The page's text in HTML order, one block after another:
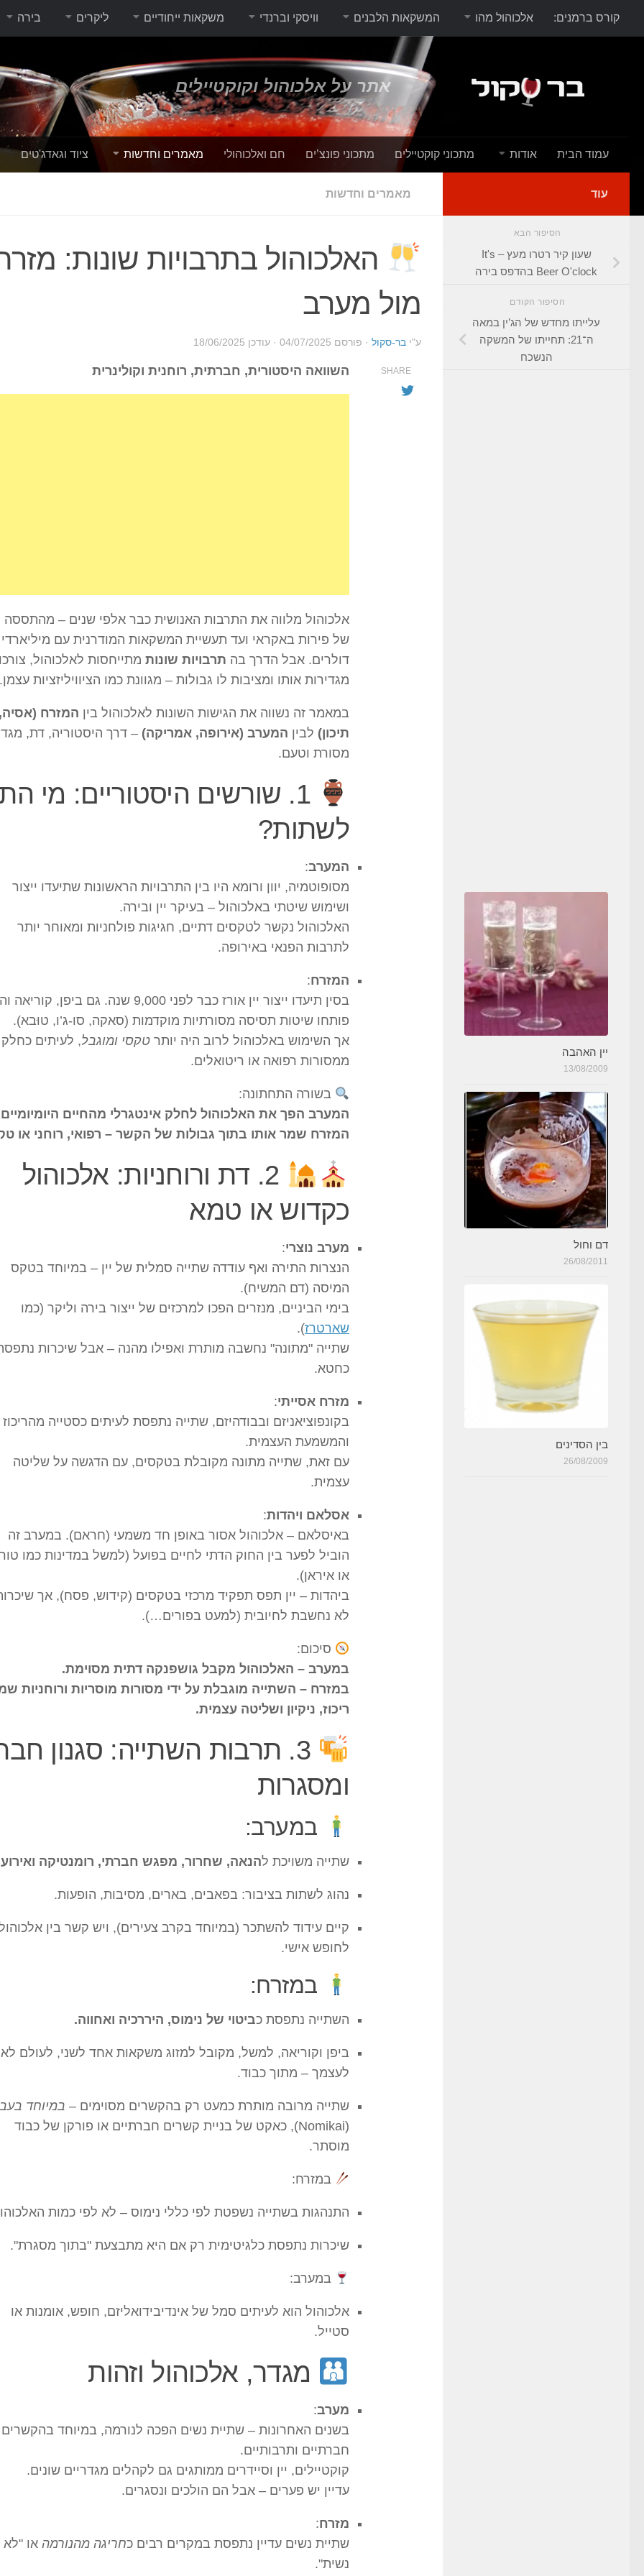
קורס ברמנים: אלכוהול מהו המשקאות הלבנים וויסקי וברנדי משקאות ייחודיים ליקרים בירה
אתר על אלכוהול וקוקטיילים
עמוד הבית אודות מתכוני קוקטיילים מתכוני פונצ’ים חם ואלכוהולי מאמרים וחדשות ציוד וגאדג'טים
מאמרים וחדשות
האלכוהול בתרבויות שונות:
מול מערב
ע"י בר-סקול · פורסם 04/07/2025 · עודכן 18/06/2025
השוואה היסטורית, חברתית, רוחנית וקולינרית
אלכוהול מלווה את התרבות האנושית כבר אלפי שנים – מהתססה
של פירות באקראי ועד תעשיית המשקאות המודרנית עם מיליארדי
דולרים. אבל הדרך בה תרבויות שונות מתייחסות לאלכוהול,
מגדירות אותו ומציבות לו גבולות – מגוונת כמו הציוויליזציות עצמן.
במאמר זה נשווה את הגישות השונות לאלכוהול בין המזרח
תיכון) לבין המערב (אירופה, אמריקה) – דרך היסטוריה, דת,
מסורת וטעם.
1. שורשים היסטוריים: מי
לשתות?
המערב:
מסופוטמיה, יוון ורומא היו בין התרבויות הראשונות שתיעדו ייצור
ושימוש שיטתי באלכוהול – בעיקר יין ובירה.
האלכוהול נקשר לטקסים דתיים, חגיגות פולחניות ומאוחר יותר
לתרבות הפנאי באירופה.
המזרח:
בסין תיעדו ייצור יין אורז כבר לפני 9,000 שנה. גם ביפן,
פותחו שיטות תסיסה מסורתיות מוקדמות (סאקה, סו-ג’ו, טוּבא).
אך השימוש באלכוהול לרוב היה יותר טקסי ומוגבל, לעיתים כחלק
ממסורות רפואה או ריטואלים.
בשורה התחתונה:
המערב הפך את האלכוהול לחלק אינטגרלי מהחיים
המזרח שמר אותו בתוך גבולות של הקשר – רפואי, רוחני או
2. דת ורוחניות: אלכוהול
כקדוש או טמא
מערב נוצרי:
הנצרות התירה ואף עודדה שתייה סמלית של יין – במיוחד בטקס
המיסה (דם המשיח).
בימי הביניים, מנזרים הפכו למרכזים של ייצור בירה וליקר (כמו
שארטרז).
שתייה "מתונה" נחשבה מותרת ואפילו מהנה – אבל שיכרות
כחטא.
מזרח אסייתי:
בקונפוציאניזם ובבודהיזם, שתייה נתפסת לעיתים כסטייה מהריכוז
והמשמעת העצמית.
עם זאת, שתייה מתונה מקובלת בטקסים, עם הדגשה על שליטה
עצמית.
אסלאם ויהדות:
באיסלאם – אלכוהול אסור באופן חד משמעי (חראם). במערב זה
הוביל לפער בין החוק הדתי לחיים בפועל (למשל במדינות כמו
או איראן).
ביהדות – יין תפס תפקיד מרכזי בטקסים (קידוש, פסח), אך
לא נחשבת לחיובית (למעט בפורים…).
סיכום:
במערב – האלכוהול מקבל גושפנקה דתית מסוימת.
במזרח – השתייה מוגבלת על ידי מסורות מוסריות ורוחניות
ריכוז, ניקיון ושליטה עצמית.
3. תרבות השתייה: סגנון
ומסגרות
במערב:
שתייה משויכת להנאה, שחרור, מפגש חברתי, רומנטיקה
נהוג לשתות בציבור: בפאבים, בארים, מסיבות, הופעות.
קיים עידוד להשתכר (במיוחד בקרב צעירים), ויש קשר בין
לחופש אישי.
במזרח:
השתייה נתפסת כביטוי של נימוס, היררכיה ואחווה.
ביפן וקוריאה, למשל, מקובל למזוג משקאות אחד לשני, לעולם לא
לעצמך – מתוך כבוד.
שתייה מרובה מותרת כמעט רק בהקשרים מסוימים – במיוחד
(Nomikai), כאקט של בניית קשרים חברתיים או פורקן של כבוד
מוסתר.
במזרח:
התנהגות בשתייה נשפטת לפי כללי נימוס – לא לפי כמות
שיכרות נתפסת כלגיטימית רק אם היא מתבצעת "בתוך מסגרת".
במערב:
אלכוהול הוא לעיתים סמל של אינדיבידואליזם, חופש, אומנות או
סטייל.
מגדר, אלכוהול וזהות
מערב:
בשנים האחרונות – שתיית נשים הפכה לנורמה, במיוחד בהקשרים
חברתיים ותרבותיים.
קוקטיילים, יין וסיידרים ממותגים גם לקהלים מגדריים שונים.
עדיין יש פערים – אבל הם הולכים ונסגרים.
מזרח:
שתיית נשים עדיין נתפסת במקרים רבים כחריגה מהנורמה או "לא
נשית".
SHARE
עוד
הסיפור הבא
שעון קיר רטרו מעץ – It's
Beer O'clock בהדפס בירה
הסיפור הקודם
עלייתו מחדש של הג’ין במאה
ה־21: תחייתו של המשקה
הנשכח
יין האהבה
13/08/2009
דם וחול
26/08/2011
בין הסדינים
26/08/2009